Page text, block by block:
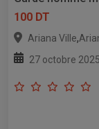
100 DT
Ariana Ville,
27 octobre 2025